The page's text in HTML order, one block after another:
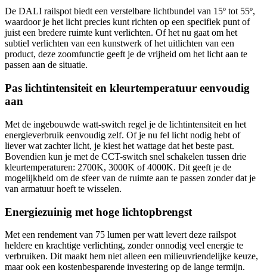
De DALI railspot biedt een verstelbare lichtbundel van 15º tot 55º,
waardoor je het licht precies kunt richten op een specifiek punt of
juist een bredere ruimte kunt verlichten. Of het nu gaat om het
subtiel verlichten van een kunstwerk of het uitlichten van een
product, deze zoomfunctie geeft je de vrijheid om het licht aan te
passen aan de situatie.
Pas lichtintensiteit en kleurtemperatuur eenvoudig
aan
Met de ingebouwde watt-switch regel je de lichtintensiteit en het
energieverbruik eenvoudig zelf. Of je nu fel licht nodig hebt of
liever wat zachter licht, je kiest het wattage dat het beste past.
Bovendien kun je met de CCT-switch snel schakelen tussen drie
kleurtemperaturen: 2700K, 3000K of 4000K. Dit geeft je de
mogelijkheid om de sfeer van de ruimte aan te passen zonder dat je
van armatuur hoeft te wisselen.
Energiezuinig met hoge lichtopbrengst
Met een rendement van 75 lumen per watt levert deze railspot
heldere en krachtige verlichting, zonder onnodig veel energie te
verbruiken. Dit maakt hem niet alleen een milieuvriendelijke keuze,
maar ook een kostenbesparende investering op de lange termijn.